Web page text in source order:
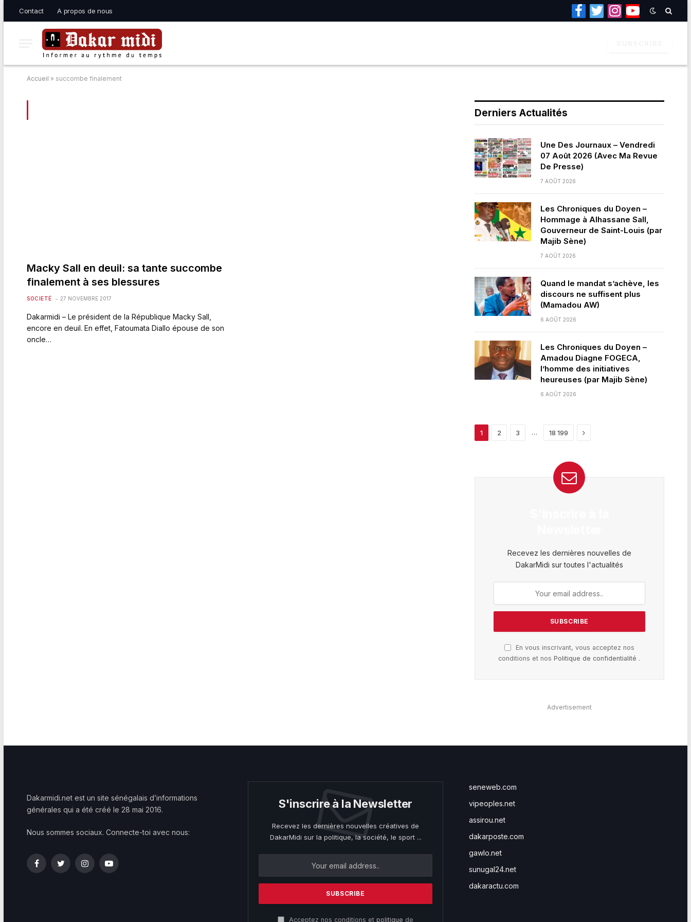
Contact A propos de nous
Facebook
TwitterInstagramYouTube
Accueil » succombe finalement
Macky Sall en deuil: sa tante succombe
finalement à ses blessures
SOCIETÉ 27 NOVEMBRE 2017
Dakarmidi – Le président de la République Macky Sall,
encore en deuil. En effet, Fatoumata Diallo épouse de son
oncle…
Derniers Actualités
Une Des Journaux – Vendredi
07 Août 2026 (Avec Ma Revue
De Presse)
7 AOÛT 2026
Les Chroniques du Doyen –
Hommage à Alhassane Sall,
Gouverneur de Saint-Louis (par
Majib Sène)
7 AOÛT 2026
Quand le mandat s’achève, les
discours ne suffisent plus
(Mamadou AW)
6 AOÛT 2026
Les Chroniques du Doyen –
Amadou Diagne FOGECA,
l’homme des initiatives
heureuses (par Majib Sène)
6 AOÛT 2026
1 2 3 … 18 199 Next
Recevez les dernières nouvelles de
DakarMidi sur toutes l'actualités
En vous inscrivant, vous acceptez nos
conditions et nosPolitique de confidentialité .
Advertisement
Dakarmidi.net est un site sénégalais d’informations
générales qui a été créé le 28 mai 2016.
Nous sommes sociaux. Connecte-toi avec nous:
FacebookTwitterInstagramYouTube
S'inscrire à la Newsletter
Recevez les dernières nouvelles créatives de
DakarMidi sur la politique, la société, le sport ...
Acceptez nos conditions et politique de
seneweb.com
vipeoples.net
assirou.net
dakarposte.com
gawlo.net
sunugal24.net
dakaractu.com